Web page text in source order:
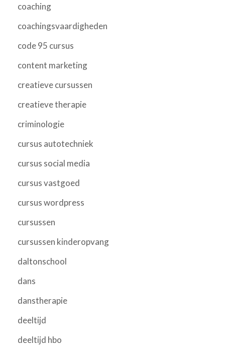
coaching
coachingsvaardigheden
code 95 cursus
content marketing
creatieve cursussen
creatieve therapie
criminologie
cursus autotechniek
cursus social media
cursus vastgoed
cursus wordpress
cursussen
cursussen kinderopvang
daltonschool
dans
danstherapie
deeltijd
deeltijd hbo